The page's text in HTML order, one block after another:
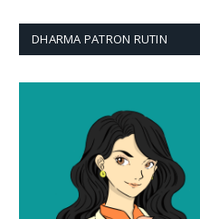
DHARMA PATRON RUTIN